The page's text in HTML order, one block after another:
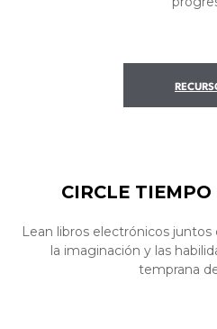
CIRCLE
Lean libros electrónicos
la imaginación y las
temprana